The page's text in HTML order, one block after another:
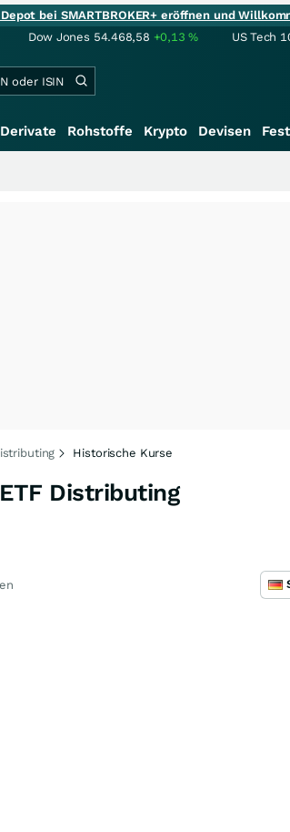
bei SMARTBROKER+ eröffnen und
Dow Jones 54.468,58 +0,13% US Tech
Derivate Rohstoffe Krypto Devisen
Historische Kurse
Distributing